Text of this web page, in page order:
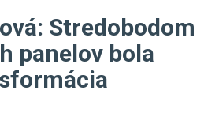
Stredobodom
panelov bola